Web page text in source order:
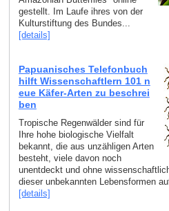
gestellt. Im Laufe ihres von der
Kulturstiftung des Bundes...
[details]
Papuanisches Telefonbuch
hilft Wissenschaftlern 101 n
eue Käfer-Arten zu beschrei
ben
Tropische Regenwälder sind für
Ihre hohe biologische Vielfalt
bekannt, die aus unzähligen Arten
besteht, viele davon noch
unentdeckt und ohne
dieser unbekannten Lebensformen
[details]